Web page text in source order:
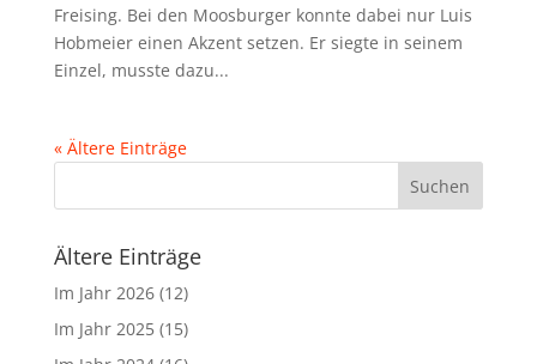
Freising. Bei den Moosburger konnte dabei nur Luis
Hobmeier einen Akzent setzen. Er siegte in seinem
Einzel, musste dazu...
« Ältere Einträge
Suchen
Ältere Einträge
Im Jahr 2026(12)
Im Jahr 2025(15)